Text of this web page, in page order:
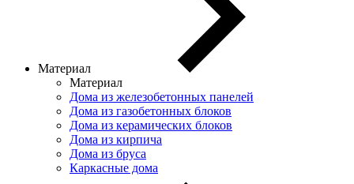
Материал
Материал
Дома из железобетонных панелей
Дома из газобетонных блоков
Дома из керамических блоков
Дома из кирпича
Дома из бруса
Каркасные дома